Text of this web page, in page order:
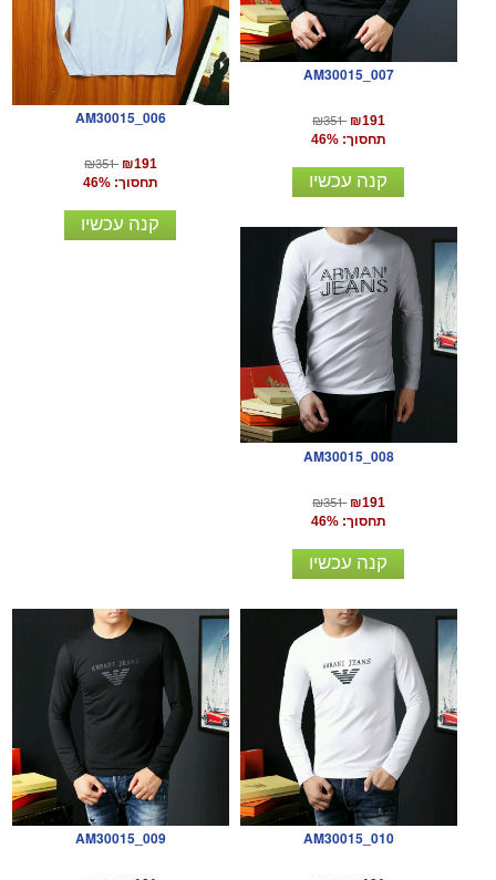
AM30015_006
₪351 ₪191
תחסוך: 46%
קנה עכשיו
AM30015_007
₪351 ₪191
תחסוך: 46%
קנה עכשיו
AM30015_008
₪351 ₪191
תחסוך: 46%
קנה עכשיו
AM30015_009 AM30015_010